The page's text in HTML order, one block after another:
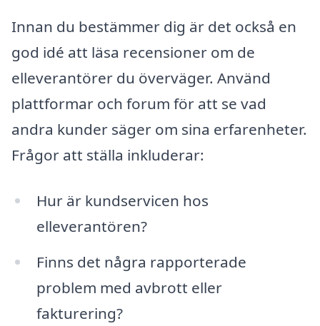
Innan du bestämmer dig är det också en
god idé att läsa recensioner om de
elleverantörer du överväger. Använd
plattformar och forum för att se vad
andra kunder säger om sina erfarenheter.
Frågor att ställa inkluderar:
Hur är kundservicen hos
elleverantören?
Finns det några rapporterade
problem med avbrott eller
fakturering?